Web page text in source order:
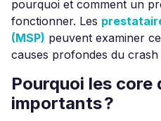
pourquoi et comment un
fonctionner. Les
(MSP) peuvent examiner
causes profondes du
Pourquoi les
importants ?